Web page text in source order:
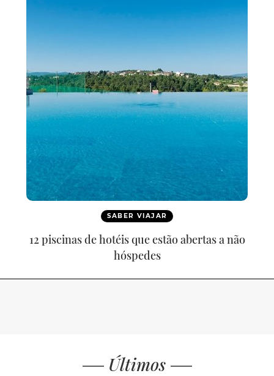
SABER VIAJAR
12 piscinas de hotéis que estão abertas a não
hóspedes
Últimos